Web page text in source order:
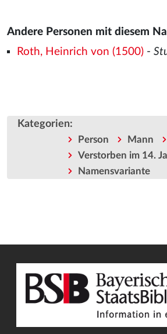
Andere Personen mit diesem
Roth, Heinrich von (1500)-
Kategorien:
Person Mann
Verstorben im 14.
Namensvariante